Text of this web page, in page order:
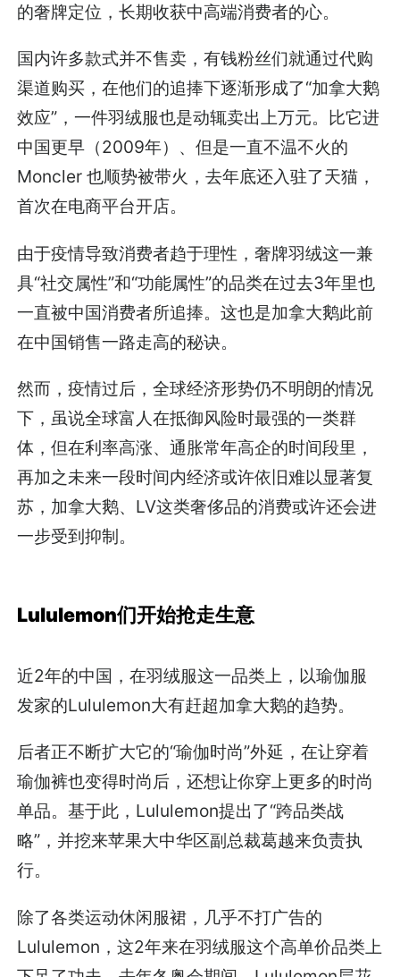
的奢牌定位，长期收获中高端消费者的心。
国内许多款式并不售卖，有钱粉丝们就通过代购
渠道购买，在他们的追捧下逐渐形成了“加拿大鹅
效应”，一件羽绒服也是动辄卖出上万元。比它进
中国更早（2009年）、但是一直不温不火的
Moncler 也顺势被带火，去年底还入驻了天猫，
首次在电商平台开店。
由于疫情导致消费者趋于理性，奢牌羽绒这一兼
具“社交属性”和“功能属性”的品类在过去3年里也
一直被中国消费者所追捧。这也是加拿大鹅此前
在中国销售一路走高的秘诀。
然而，疫情过后，全球经济形势仍不明朗的情况
下，虽说全球富人在抵御风险时最强的一类群
体，但在利率高涨、通胀常年高企的时间段里，
再加之未来一段时间内经济或许依旧难以显著复
苏，加拿大鹅、LV这类奢侈品的消费或许还会进
一步受到抑制。
Lululemon们开始抢走生意
近2年的中国，在羽绒服这一品类上，以瑜伽服
发家的Lululemon大有赶超加拿大鹅的趋势。
后者正不断扩大它的“瑜伽时尚”外延，在让穿着
瑜伽裤也变得时尚后，还想让你穿上更多的时尚
单品。基于此，Lululemon提出了“跨品类战
略”，并挖来苹果大中华区副总裁葛越来负责执
行。
除了各类运动休闲服裙，几乎不打广告的
Lululemon，这2年来在羽绒服这个高单价品类上